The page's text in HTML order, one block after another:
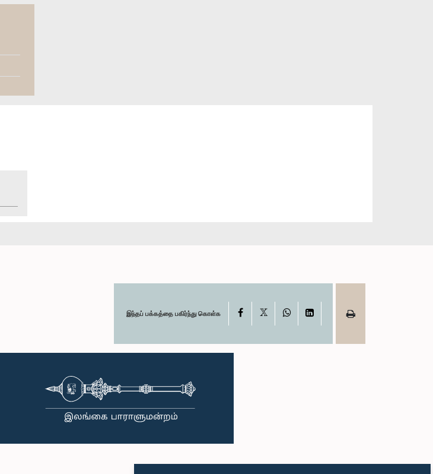
இந்தப் பக்கத்தை பகிர்ந்து கொள்க Facebook WhatsAppLinkedIn